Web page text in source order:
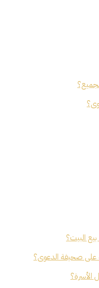
البيت؟
على صحيفة الدعوى؟
الأسرة؟